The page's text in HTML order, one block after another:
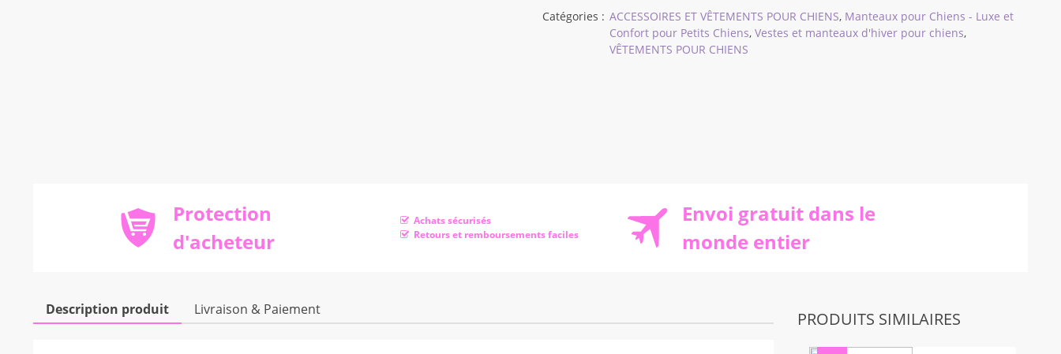
Catégories : ACCESSOIRES ET VÊTEMENTS POUR CHIENS, Manteaux pour Chiens - Luxe et
Confort pour Petits Chiens, Vestes et manteaux d'hiver pour chiens,
VÊTEMENTS POUR CHIENS
Protection
d'acheteur
Achats sécurisés
Retours et remboursements faciles
Envoi gratuit dans le
monde entier
Description produit Livraison & Paiement PRODUITS SIMILAIRES